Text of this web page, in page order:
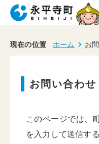
現在の位置 ホーム お
お問い合わせ
このページでは、
を入力して送信す